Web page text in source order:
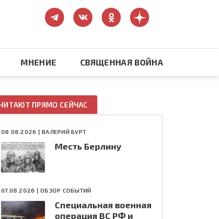
Конфликт на Украине
МНЕНИЕ СВЯЩЕННАЯ ВОЙНА
ПРЯМО СЕЙЧАС
08.08.2026 | ВАЛЕРИЙ БУРТ
Месть Берлину
07.08.2026 | ОБЗОР СОБЫТИЙ
Специальная военная
операция ВС РФ и